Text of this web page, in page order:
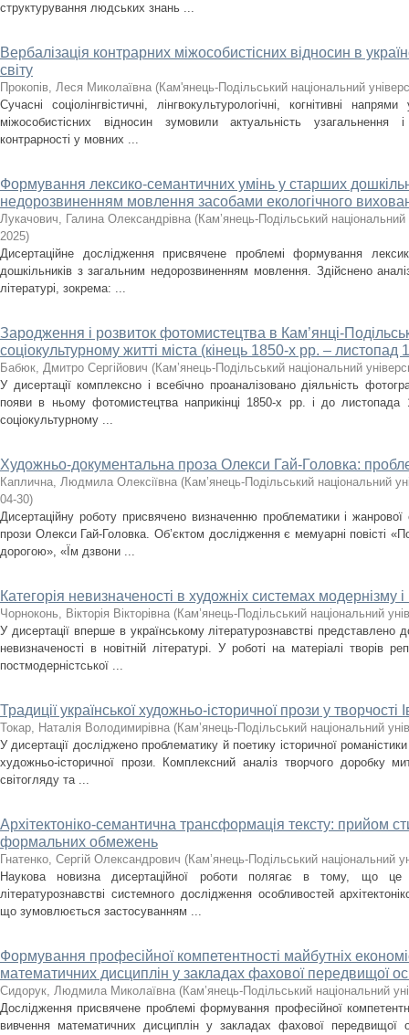
структурування людських знань ...
Вербалізація контрарних міжособистісних відносин в
світу
Прокопів, Леся Миколаївна (Кам'янець-Подільський національний
Сучасні соціолінгвістичні, лінгвокультурологічні, когнітивні
міжособистісних відносин зумовили актуальність узагальнення
контрарності у мовних ...
Формування лексико-семантичних умінь у старших
недорозвиненням мовлення засобами екологічного
Лукачович, Галина Олександрівна (Кам’янець-Подільський національний
2025)
Дисертаційне дослідження присвячене проблемі формування
дошкільників з загальним недорозвиненням мовлення. Здійснено
літературі, зокрема: ...
Зародження і розвиток фотомистецтва в Кам’янці-
соціокультурному житті міста (кінець 1850-х рр. – листопад
Бабюк, Дмитро Сергійович (Кам’янець-Подільський національний
У дисертації комплексно і всебічно проаналізовано діяльність
появи в ньому фотомистецтва наприкінці 1850-х рр. і до
соціокультурному ...
Художньо-документальна проза Олекси Гай-Головка:
Каплична, Людмила Олексіївна (Кам’янець-Подільський національний
04-30)
Дисертаційну роботу присвячено визначенню проблематики і
прози Олекси Гай-Головка. Об’єктом дослідження є мемуарні повісті
дорогою», «Їм дзвони ...
Категорія невизначеності в художніх системах модернізму
Чорноконь, Вікторія Вікторівна (Кам’янець-Подільський національний
У дисертації вперше в українському літературознавстві представлено
невизначеності в новітній літературі. У роботі на матеріалі творів
постмодерністської ...
Традиції української художньо-історичної прози у творчості
Токар, Наталія Володимирівна (Кам’янець-Подільський національний
У дисертації досліджено проблематику й поетику історичної
художньо-історичної прози. Комплексний аналіз творчого доробку
світогляду та ...
Архітектоніко-семантична трансформація тексту: прийом
формальних обмежень
Гнатенко, Сергій Олександрович (Кам’янець-Подільський національний
Наукова новизна дисертаційної роботи полягає в тому, що
літературознавстві системного дослідження особливостей
що зумовлюється застосуванням ...
Формування професійної компетентності майбутніх
математичних дисциплін у закладах фахової передвищої
Сидорук, Людмила Миколаївна (Кам’янець-Подільський національний
Дослідження присвячене проблемі формування професійної
вивчення математичних дисциплін у закладах фахової передвищої